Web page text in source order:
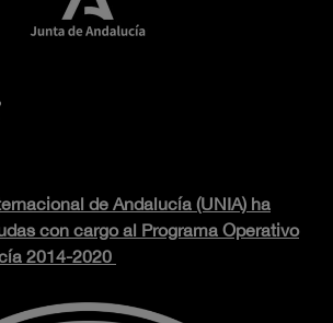
de Andalucía (UNIA) ha
con cargo al Programa Operativo
2014-2020